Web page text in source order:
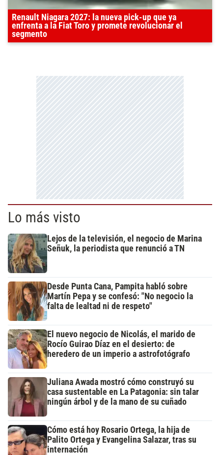
Renault Niagara 2027: la nueva pick-up que ya
enfrenta a la Fiat Toro y promete revolucionar el
segmento
Lo más visto
Lejos de la televisión, el negocio de Marina
Señuk, la periodista que renunció a TN
Desde Punta Cana, Pampita habló sobre
Martín Pepa y se confesó: "No negocio la
falta de lealtad ni de respeto"
El nuevo negocio de Nicolás, el marido de
Rocío Guirao Díaz en el desierto: de
heredero de un imperio a astrofotógrafo
Juliana Awada mostró cómo construyó su
casa sustentable en La Patagonia: sin talar
ningún árbol y de la mano de su cuñado
Cómo está hoy Rosario Ortega, la hija de
Palito Ortega y Evangelina Salazar, tras su
internación